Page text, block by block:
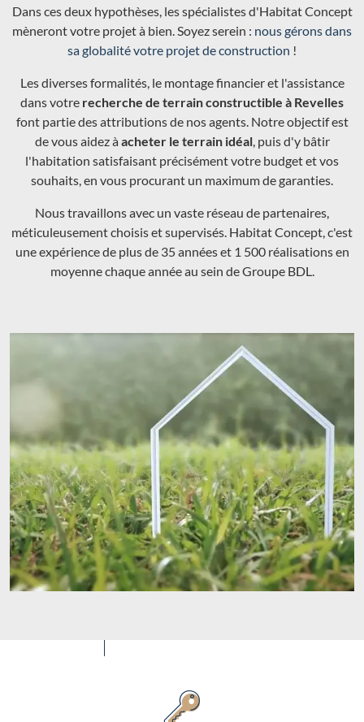
Dans ces deux hypothèses, les spécialistes d'Habitat Concept
mèneront votre projet à bien. Soyez serein : nous gérons dans
sa globalité votre projet de construction !
Les diverses formalités, le montage financier et l'assistance
dans votre recherche de terrain constructible à Revelles
font partie des attributions de nos agents. Notre objectif est
de vous aidez àacheter le terrain idéal, puis d'y bâtir
l'habitation satisfaisant précisément votre budget et vos
souhaits, en vous procurant un maximum de garanties.
Nous travaillons avec un vaste réseau de partenaires,
méticuleusement choisis et supervisés. Habitat Concept, c'est
une expérience de plus de 35 années et 1 500 réalisations en
moyenne chaque année au sein de Groupe BDL.